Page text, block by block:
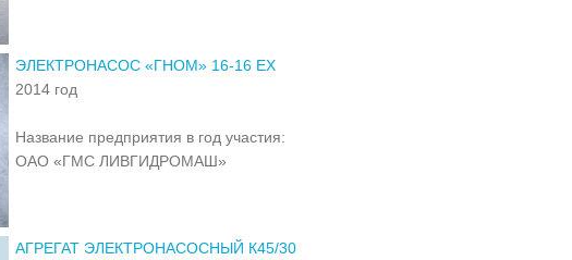
ЭЛЕКТРОНАСОС «ГНОМ» 16-16 ЕХ
2014 год
Название предприятия в год участия:
ОАО «ГМС ЛИВГИДРОМАШ»
АГРЕГАТ ЭЛЕКТРОНАСОСНЫЙ К45/30